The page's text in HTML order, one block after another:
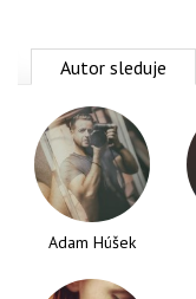
Autor sleduje
Adam Húšek